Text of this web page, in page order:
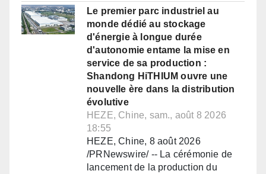
Le premier parc industriel au
monde dédié au stockage
d'énergie à longue durée
d'autonomie entame la mise en
service de sa production :
Shandong HiTHIUM ouvre une
nouvelle ère dans la distribution
évolutive
HEZE, Chine, sam., août 8 2026
18:55
HEZE, Chine, 8 août 2026
/PRNewswire/ -- La cérémonie de
lancement de la production du